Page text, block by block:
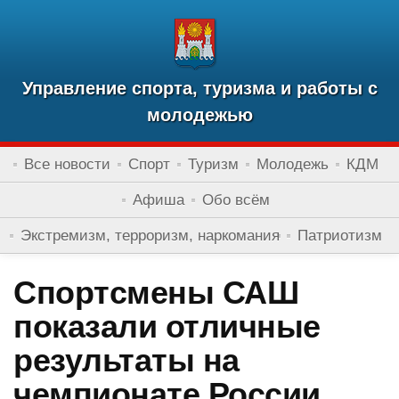
Управление спорта, туризма и работы с
молодежью
Все новости Спорт Туризм Молодежь КДМ
Афиша Обо всём
Экстремизм, терроризм, наркомания Патриотизм
Спортсмены САШ
показали отличные
результаты на